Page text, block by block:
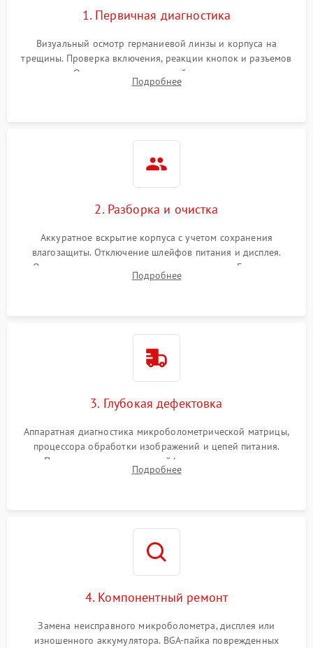
1. Первичная диагностика
Визуальный осмотр германиевой линзы и корпуса на
трещины. Проверка включения, реакции кнопок и разъемов
зарядки. Оценка вывода тепловой сигнатуры на экран,
проверка базовых функций и считывание системных
Подробнее
2. Разборка и очистка
Аккуратное вскрытие корпуса с учетом сохранения
влагозащиты. Отключение шлейфов питания и дисплея.
Очистка внутренних плат от окислов и пыли. Бережная
обработка германиевого объектива специализированными
Подробнее
3. Глубокая дефектовка
Аппаратная диагностика микроболометрической матрицы,
процессора обработки изображений и цепей питания.
Проверка целостности шлейфов, модуля памяти и
интерфейсов связи. Выявление сгоревших SMD-компонентов
Подробнее
4. Компонентный ремонт
Замена неисправного микроболометра, дисплея или
изношенного аккумулятора. BGA-пайка поврежденных